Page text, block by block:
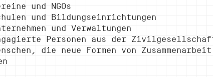
und NGOs
und Bildungseinrichtungen
und Verwaltungen
Personen aus der
die neue Formen von